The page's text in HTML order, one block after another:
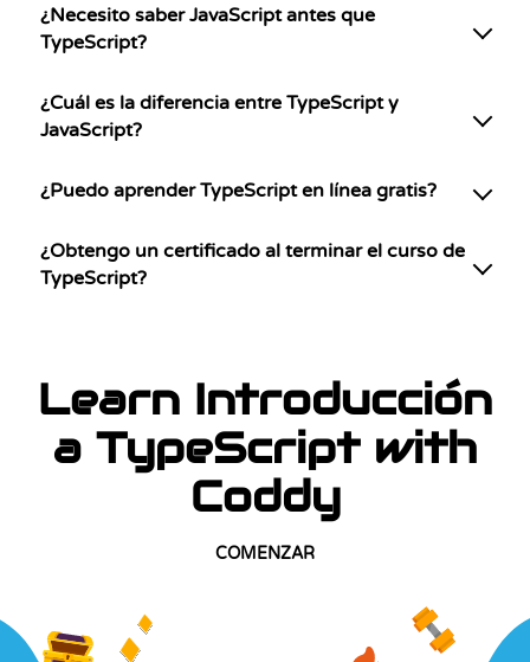
¿Necesito saber JavaScript antes que
TypeScript?
¿Cuál es la diferencia entre TypeScript y
JavaScript?
¿Puedo aprender TypeScript en línea gratis?
¿Obtengo un certificado al terminar el curso de
TypeScript?
Learn Introducción
a TypeScript with
Coddy
COMENZAR